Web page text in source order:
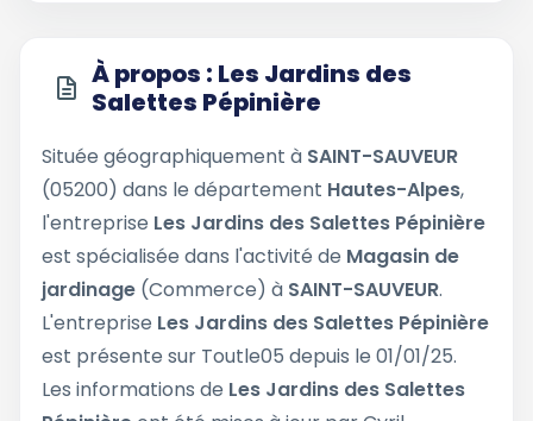
À propos : Les Jardins des
Salettes Pépinière
Située géographiquement à SAINT-SAUVEUR
(05200) dans le département Hautes-Alpes,
l'entreprise Les Jardins des Salettes Pépinière
est spécialisée dans l'activité de Magasin de
jardinage (Commerce) à SAINT-SAUVEUR.
L'entreprise Les Jardins des Salettes Pépinière
est présente sur Toutle05 depuis le 01/01/25.
Les informations de Les Jardins des Salettes